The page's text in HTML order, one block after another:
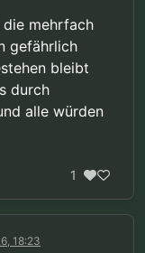
mehrfach
gefährlich
bleibt
durch
alle würden
1
18:23